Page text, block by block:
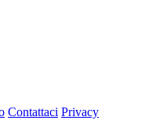
Contattaci Privacy